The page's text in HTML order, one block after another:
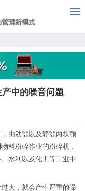
中的噪音问题
，由动颚以及静颚两块颚
料粉碎作业的粉碎机，
水利以及化工等工业中
大，就会产生严重的噪